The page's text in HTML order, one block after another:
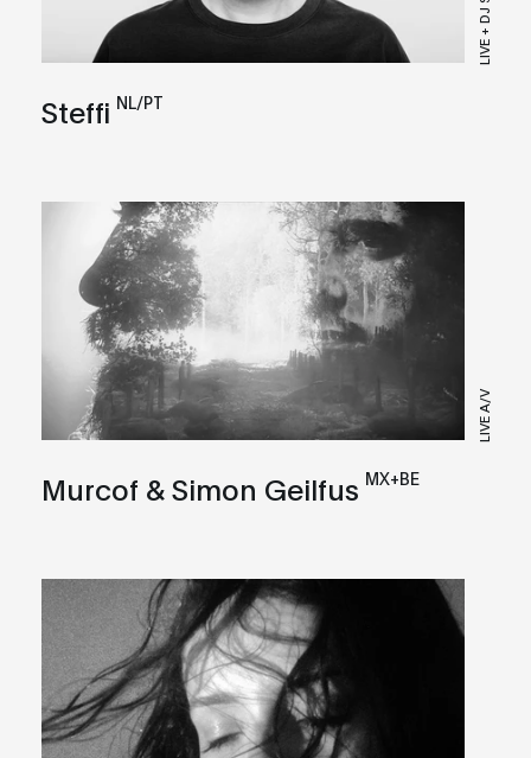
LIVE + DJ SET
Steffi NL/PT
LIVE A/V
Murcof & Simon Geilfus MX+BE